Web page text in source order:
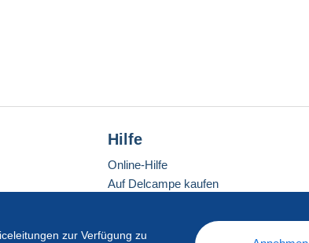
zur Verfügung zu
Hilfe
Online-Hilfe
Auf Delcampe kaufen
Eine sichere Website